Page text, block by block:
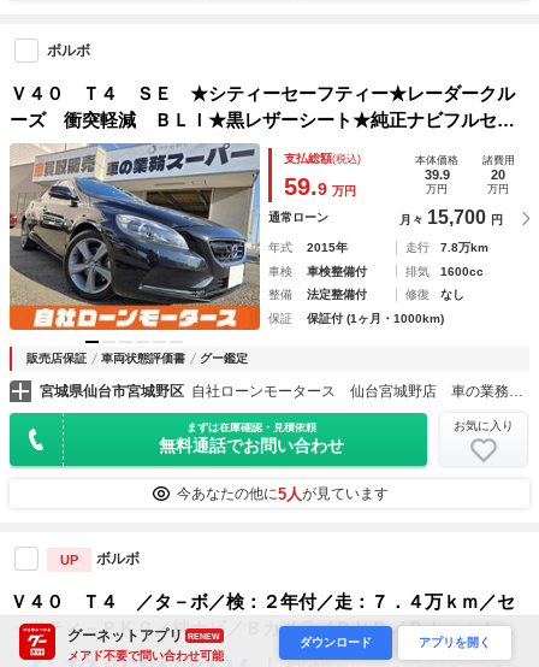
ボルボ
Ｖ４０ Ｔ４ ＳＥ ★シティーセーフティー★レーダークル
ーズ 衝突軽減 ＢＬＩ★黒レザーシート★純正ナビフルセグ
ＤＶＤＢｌｕｅｔｏｏｔｈ★７Ｂカメラシートヒーター★パワ
ーシート★アイドリングストップ
支払総額(税込)
59.9 万円
本体価格
39.9
万円
諸費用
20
万円
通常ローン 月々 15,700 円
年式 2015年 走行
7.8万km
車検
車検整備付 排気
1600cc
整備
法定整備付 修復
なし
保証
保証付 (1ヶ月・1000km)
販売店保証 車両状態評価書 グー鑑定
宮城県仙台市宮城野区 自社ローンモータース 仙台宮城野店 車の業務スーパー
まずは在庫確認・見積依頼
無料通話でお問い合わせ
お気に入り
今あなたの他に5人が見ています
UP ボルボ
Ｖ４０ Ｔ４ ／タ－ボ／検：２年付／走：７．４万ｋｍ／セ
－フティ－ＰＫＧ／純ナビ／Ｂカメラ／ＤＶＤ／Ｂｌｕｅｔｏ
ｏｔｈ／Ｍサ－バ－／ＥＴＣ／ＨＩＤ／純１６ＡＷ／障害物セ
グーネットアプリ RENEW
メアド不要で問い合わせ可能
ダウンロード アプリを開く